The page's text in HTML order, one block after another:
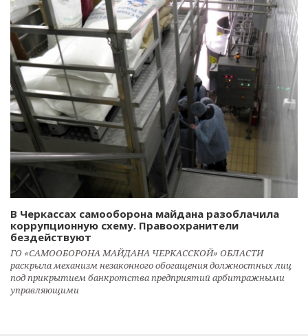
В Черкассах самооборона майдана разоблачила
коррупционную схему. Правоохранители
бездействуют
ГО «САМООБОРОНА МАЙДАНА ЧЕРКАССКОЙ» ОБЛАСТИ
раскрыла механизм незаконного обогащения должностных лиц
под прикрытием банкротства предприятий арбитражными
управляющими